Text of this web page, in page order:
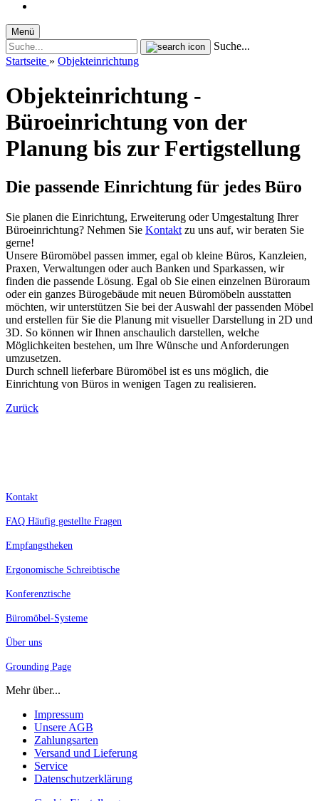
Menü
Suche...
Startseite » Objekteinrichtung
Objekteinrichtung -
Büroeinrichtung von der
Planung bis zur Fertigstellung
Die passende Einrichtung für jedes Büro
Sie planen die Einrichtung, Erweiterung oder Umgestaltung Ihrer
Büroeinrichtung? Nehmen Sie Kontakt zu uns auf, wir beraten Sie
gerne!
Unsere Büromöbel passen immer, egal ob kleine Büros, Kanzleien,
Praxen, Verwaltungen oder auch Banken und Sparkassen, wir
finden die passende Lösung. Egal ob Sie einen einzelnen Büroraum
oder ein ganzes Bürogebäude mit neuen Büromöbeln ausstatten
möchten, wir unterstützen Sie bei der Auswahl der passenden Möbel
und erstellen für Sie die Planung mit visueller Darstellung in 2D und
3D. So können wir Ihnen anschaulich darstellen, welche
Möglichkeiten bestehen, um Ihre Wünsche und Anforderungen
umzusetzen.
Durch schnell lieferbare Büromöbel ist es uns möglich, die
Einrichtung von Büros in wenigen Tagen zu realisieren.
Zurück
Kontakt
FAQ Häufig gestellte Fragen
Empfangstheken
Ergonomische Schreibtische
Konferenztische
Büromöbel-Systeme
Über uns
Grounding Page
Mehr über...
Impressum
Unsere AGB
Zahlungsarten
Versand und Lieferung
Service
Datenschutzerklärung